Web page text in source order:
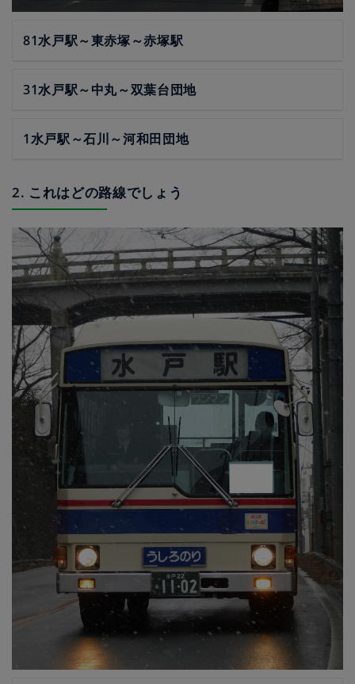
81水戸駅～東赤塚～赤塚駅
31水戸駅～中丸～双葉台団地
1水戸駅～石川～河和田団地
2. これはどの路線でしょう